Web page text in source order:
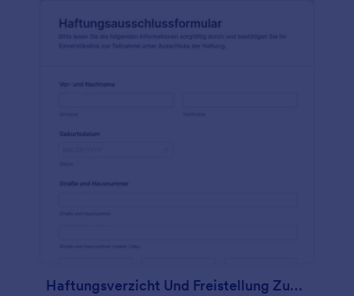
Haftungsverzicht Und Freistellung Zustimmungserklärung